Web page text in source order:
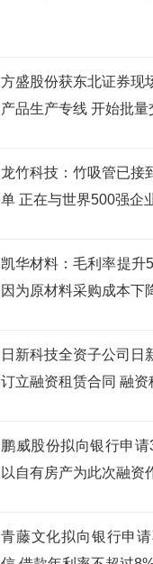
方盛股份获东北证券现
产品生产专线 开始批量
龙竹科技：竹吸管已接
单 正在与世界500强企
凯华材料：毛利率提升
因为原材料采购成本下
日新科技全资子公司日
订立融资租赁合同 融
鹏威股份拟向银行申请
以自有房产为此次融资
青藤文化拟向银行申